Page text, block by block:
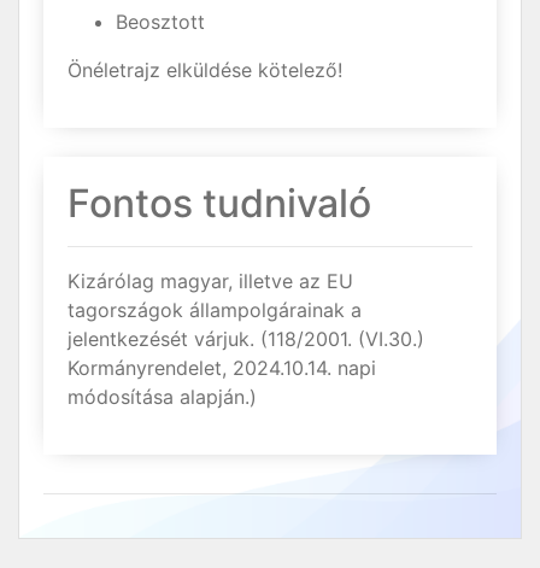
Beosztott
Önéletrajz elküldése kötelező!
Fontos tudnivaló
Kizárólag magyar, illetve az EU
tagországok állampolgárainak a
jelentkezését várjuk. (118/2001. (VI.30.)
Kormányrendelet, 2024.10.14. napi
módosítása alapján.)